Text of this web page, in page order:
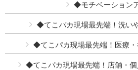
◆モチベーション
◆てこパカ現場最先端！洗い
◆てこパカ現場最先端！医療・
◆てこパカ現場最先端！店舗・